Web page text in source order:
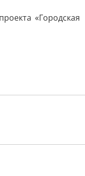
«Городская